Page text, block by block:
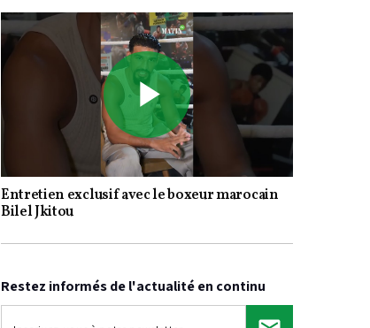
Play
Entretien exclusif avec le boxeur marocain
Bilel Jkitou
Restez informés de l'actualité en continu